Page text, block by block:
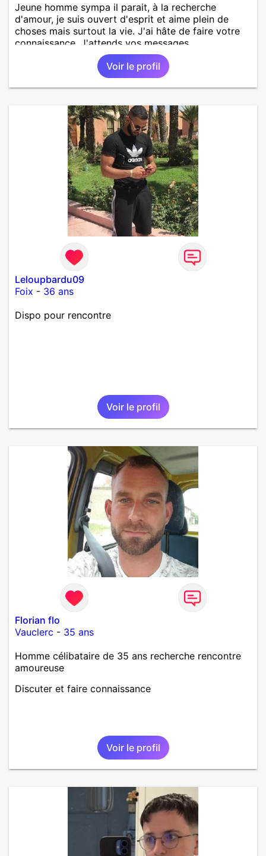
Jeune homme sympa il parait, à la recherche
d'amour, je suis ouvert d'esprit et aime plein de
choses mais surtout la vie. J'ai hâte de faire votre
connaissance. J'attends vos messages.
Voir le profil
Leloupbardu09
Foix - 36 ans
Dispo pour rencontre
Voir le profil
Florian flo
Vauclerc - 35 ans
Homme célibataire de 35 ans recherche rencontre
amoureuse
Discuter et faire connaissance
Voir le profil